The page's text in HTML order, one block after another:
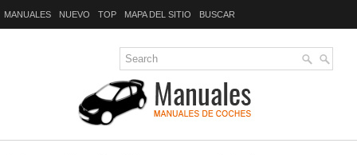
MANUALES NUEVO TOP MAPA DEL SITIO BUSCAR